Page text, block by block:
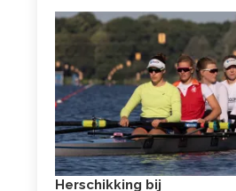
Herschikking bij